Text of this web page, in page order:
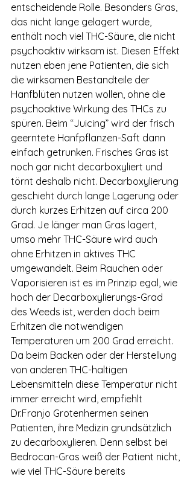
entscheidende Rolle. Besonders Gras,
das nicht lange gelagert wurde,
enthält noch viel THC-Säure, die nicht
psychoaktiv wirksam ist. Diesen Effekt
nutzen eben jene Patienten, die sich
die wirksamen Bestandteile der
Hanfblüten nutzen wollen, ohne die
psychoaktive Wirkung des THCs zu
spüren. Beim “Juicing” wird der frisch
geerntete Hanfpflanzen-Saft dann
einfach getrunken. Frisches Gras ist
noch gar nicht decarboxyliert und
törnt deshalb nicht. Decarboxylierung
geschieht durch lange Lagerung oder
durch kurzes Erhitzen auf circa 200
Grad. Je länger man Gras lagert,
umso mehr THC-Säure wird auch
ohne Erhitzen in aktives THC
umgewandelt. Beim Rauchen oder
Vaporisieren ist es im Prinzip egal, wie
hoch der Decarboxylierungs-Grad
des Weeds ist, werden doch beim
Erhitzen die notwendigen
Temperaturen um 200 Grad erreicht.
Da beim Backen oder der Herstellung
von anderen THC-haltigen
Lebensmitteln diese Temperatur nicht
immer erreicht wird, empfiehlt
Dr.Franjo Grotenhermen seinen
Patienten, ihre Medizin grundsätzlich
zu decarboxylieren. Denn selbst bei
Bedrocan-Gras weiß der Patient nicht,
wie viel THC-Säure bereits